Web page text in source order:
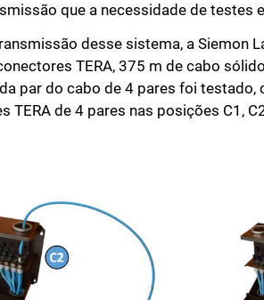
que a necessidade de testes
desse sistema, a Siemon
TERA, 375 m de cabo
par do cabo de 4 pares foi testado,
de 4 pares nas posições C1,